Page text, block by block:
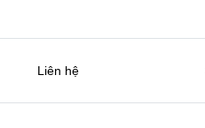
Liên hệ